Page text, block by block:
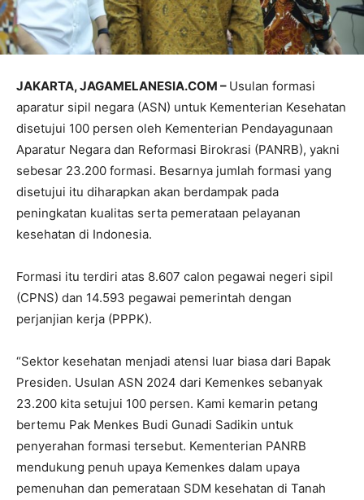
JAKARTA, JAGAMELANESIA.COM – Usulan formasi
aparatur sipil negara (ASN) untuk Kementerian Kesehatan
disetujui 100 persen oleh Kementerian Pendayagunaan
Aparatur Negara dan Reformasi Birokrasi (PANRB), yakni
sebesar 23.200 formasi. Besarnya jumlah formasi yang
disetujui itu diharapkan akan berdampak pada
peningkatan kualitas serta pemerataan pelayanan
kesehatan di Indonesia.
Formasi itu terdiri atas 8.607 calon pegawai negeri sipil
(CPNS) dan 14.593 pegawai pemerintah dengan
perjanjian kerja (PPPK).
“Sektor kesehatan menjadi atensi luar biasa dari Bapak
Presiden. Usulan ASN 2024 dari Kemenkes sebanyak
23.200 kita setujui 100 persen. Kami kemarin petang
bertemu Pak Menkes Budi Gunadi Sadikin untuk
penyerahan formasi tersebut. Kementerian PANRB
mendukung penuh upaya Kemenkes dalam upaya
pemenuhan dan pemerataan SDM kesehatan di Tanah